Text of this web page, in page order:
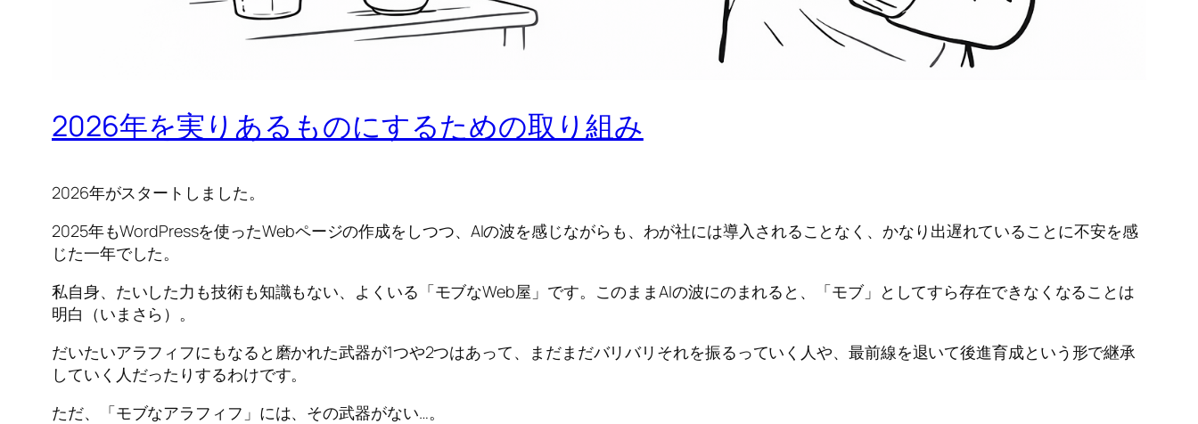
2026年を実りあるものにするための取り組み
2026年がスタートしました。
2025年もWordPressを使ったWebページの作成をしつつ、AIの波を感じながらも、わが社には導入されることなく、かなり出遅れていることに不安を感
じた一年でした。
私自身、たいした力も技術も知識もない、よくいる「モブなWeb屋」です。このままAIの波にのまれると、「モブ」としてすら存在できなくなることは
明白（いまさら）。
だいたいアラフィフにもなると磨かれた武器が1つや2つはあって、まだまだバリバリそれを振るっていく人や、最前線を退いて後進育成という形で継承
していく人だったりするわけです。
ただ、「モブなアラフィフ」には、その武器がない…。